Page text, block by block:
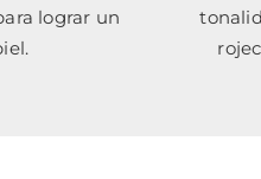
lograr un